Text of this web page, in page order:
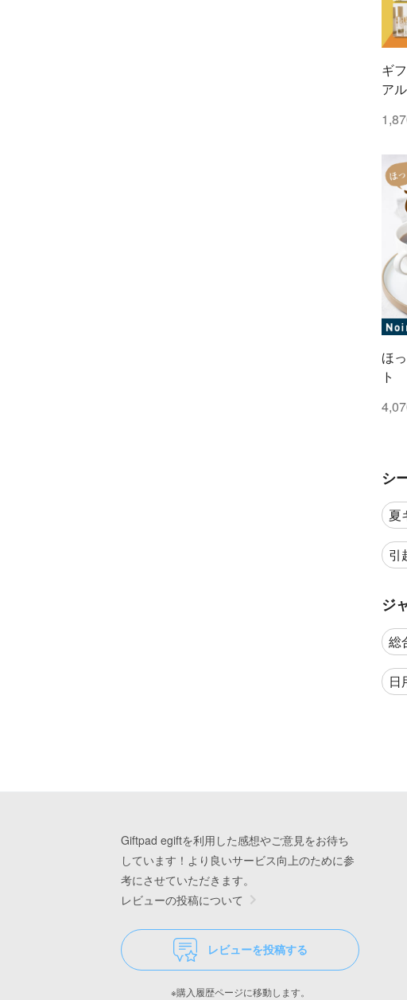
ギ
ア
ほ
ト
シ
夏
引
ジ
総
日
Giftpad egiftを利用した感想やご意見をお待ち
しています！より良いサービス向上のために参
考にさせていただきます。
レビューの投稿について
レビューを投稿する
※購入履歴ページに移動します。